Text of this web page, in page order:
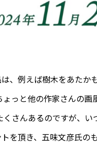
、例えば樹木をあたか
ょっと他の作家さんの
さんあるのですが、い
を頂き、五味文彦氏の